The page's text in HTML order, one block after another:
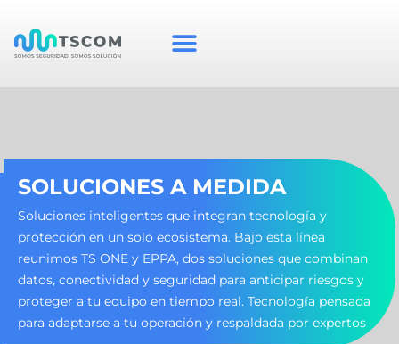
SOLUCIONES A MEDIDA
Soluciones inteligentes que integran tecnología y
protección en un solo ecosistema. Bajo esta línea
reunimos TS ONE y EPPA, dos soluciones que combinan
datos, conectividad y seguridad para anticipar riesgos y
proteger a tu equipo en tiempo real. Tecnología pensada
para adaptarse a tu operación y respaldada por expertos